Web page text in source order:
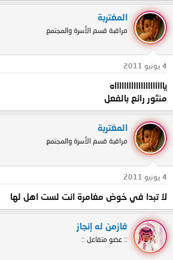
المغتربة
مراقبة قسم الأسرة والمجتمع
4 يونيو 2011
ياااااااااااااااااااااه
منثور رائع بالفعل
المغتربة
مراقبة قسم الأسرة والمجتمع
4 يونيو 2011
لا تبدا في خوض مغامرة انت لست اهل لها
فازمن له إنجاز
:: عضو متفاعل ::